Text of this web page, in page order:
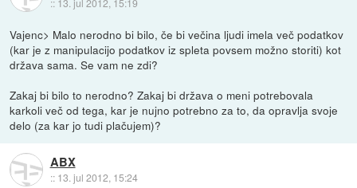
Vajenc> Malo nerodno bi bilo, če bi večina ljudi imela več podatkov
(kar je z manipulacijo podatkov iz spleta povsem možno storiti) kot
država sama. Se vam ne zdi?
Zakaj bi bilo to nerodno? Zakaj bi država o meni potrebovala
karkoli več od tega, kar je nujno potrebno za to, da opravlja svoje
delo (za kar jo tudi plačujem)?
ABX
:: 13. jul 2012, 15:24